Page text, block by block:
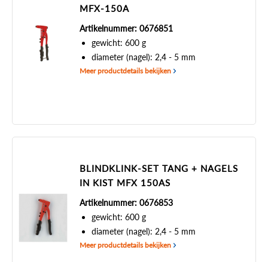
MFX-150A
Artikelnummer: 0676851
gewicht: 600 g
diameter (nagel): 2,4 - 5 mm
Meer productdetails bekijken
BLINDKLINK-SET TANG + NAGELS
IN KIST MFX 150AS
Artikelnummer: 0676853
gewicht: 600 g
diameter (nagel): 2,4 - 5 mm
Meer productdetails bekijken